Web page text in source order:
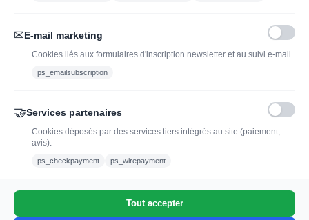
consommer avec modération.
✉E-mail marketing
Cookies liés aux formulaires d'inscription newsletter et au suivi e-mail.
ps_emailsubscription
🤝Services partenaires
Cookies déposés par des services tiers intégrés au site (paiement,
avis).
ps_checkpayment ps_wirepayment
Tout accepter